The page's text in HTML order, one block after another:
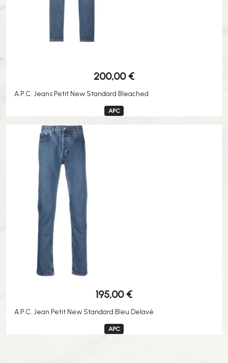
200,00 €
A.P.C. Jeans Petit New Standard Bleached
APC
195,00 €
A.P.C. Jean Petit New Standard Bleu Delavé
APC